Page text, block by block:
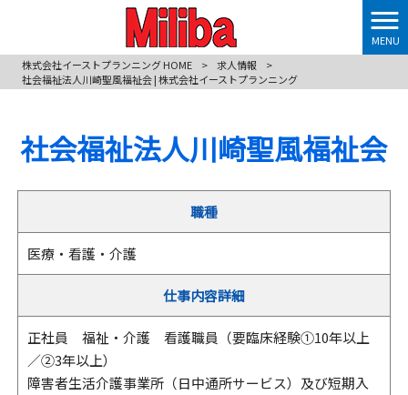
MENU
株式会社イーストプランニング HOME
> 求人情報
>
社会福祉法人川崎聖風福祉会 | 株式会社イーストプランニング
社会福祉法人川崎聖風福祉会
職種
医療・看護・介護
仕事内容詳細
正社員 福祉・介護 看護職員（要臨床経験①10年以上
／②3年以上）
障害者生活介護事業所（日中通所サービス）及び短期入